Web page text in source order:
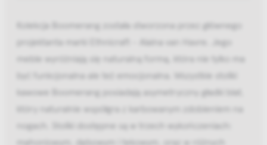
Kolekcja Boomerang została stworzona przez głównego
projektanta marki Ethnicraft - Alaina van Havre. Jego
meble wyróżniają się naturalną formą, która nie tylko ma
być funkcjonalna ale też emocjonalna. Wszystkie stoliki
kawowe Boomerang posiadają asymetryczny gładki blat,
który naturalnie współgra z karbowanym zdobieniem na
nogach. Stoliki dostępne są w trzech wykończeniach:
mahoniowym, dębowym i tekowym, oraz w różnych